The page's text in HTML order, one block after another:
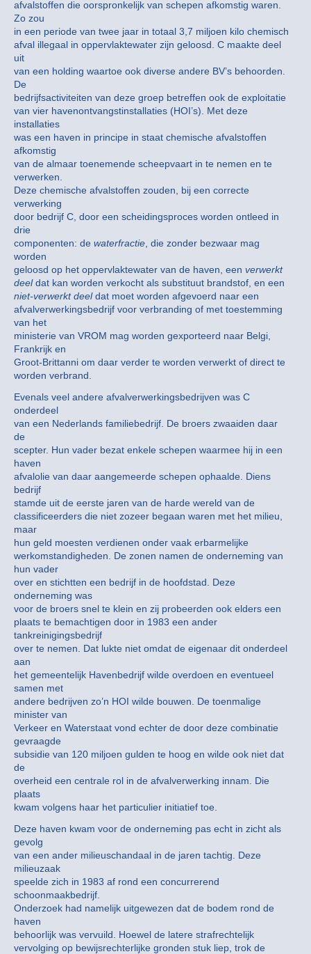
afvalstoffen die oorspronkelijk van schepen afkomstig waren.
Zo zou
in een periode van twee jaar in totaal 3,7 miljoen kilo chemisch
afval illegaal in oppervlaktewater zijn geloosd. C maakte deel
uit
van een holding waartoe ook diverse andere BV’s behoorden.
De
bedrijfsactiviteiten van deze groep betreffen ook de exploitatie
van vier havenontvangstinstallaties (HOI’s). Met deze
installaties
was een haven in principe in staat chemische afvalstoffen
afkomstig
van de almaar toenemende scheepvaart in te nemen en te
verwerken.
Deze chemische afvalstoffen zouden, bij een correcte
verwerking
door bedrijf C, door een scheidingsproces worden ontleed in
drie
componenten: de waterfractie , die zonder bezwaar mag
worden
geloosd op het oppervlaktewater van de haven, een verwerkt
deeldat kan worden verkocht als substituut brandstof, en een
niet-verwerkt deeldat moet worden afgevoerd naar een
afvalverwerkingsbedrijf voor verbranding of met toestemming
van het
ministerie van VROM mag worden gexporteerd naar Belgi,
Frankrijk en
Groot-Brittanni om daar verder te worden verwerkt of direct te
worden verbrand.
Evenals veel andere afvalverwerkingsbedrijven was C
onderdeel
van een Nederlands familiebedrijf. De broers zwaaiden daar
de
scepter. Hun vader bezat enkele schepen waarmee hij in een
haven
afvalolie van daar aangemeerde schepen ophaalde. Diens
bedrijf
stamde uit de eerste jaren van de harde wereld van de
classificeerders die niet zozeer begaan waren met het milieu,
maar
hun geld moesten verdienen onder vaak erbarmelijke
werkomstandigheden. De zonen namen de onderneming van
hun vader
over en stichtten een bedrijf in de hoofdstad. Deze
onderneming was
voor de broers snel te klein en zij probeerden ook elders een
plaats te bemachtigen door in 1983 een ander
tankreinigingsbedrijf
over te nemen. Dat lukte niet omdat de eigenaar dit onderdeel
aan
het gemeentelijk Havenbedrijf wilde overdoen en eventueel
samen met
andere bedrijven zo’n HOI wilde bouwen. De toenmalige
minister van
Verkeer en Waterstaat vond echter de door deze combinatie
gevraagde
subsidie van 120 miljoen gulden te hoog en wilde ook niet dat
de
overheid een centrale rol in de afvalverwerking innam. Die
plaats
kwam volgens haar het particulier initiatief toe.
Deze haven kwam voor de onderneming pas echt in zicht als
gevolg
van een ander milieuschandaal in de jaren tachtig. Deze
milieuzaak
speelde zich in 1983 af rond een concurrerend
schoonmaakbedrijf.
Onderzoek had namelijk uitgewezen dat de bodem rond de
haven
behoorlijk was vervuild. Hoewel de latere strafrechtelijk
vervolging op bewijsrechterlijke gronden stuk liep, trok de